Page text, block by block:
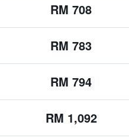
RM 708
RM 783
RM 794
RM 1,092